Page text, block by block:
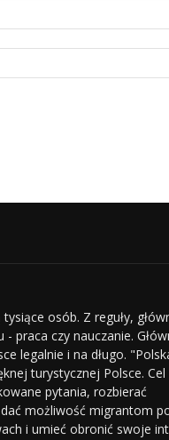
osób. Z reguły,
praca czy nauczanie.
legalnie i na długo.
turystycznej Polsce.
pytania, rozbierać
możliwość migrantom
i umieć obronić swoje